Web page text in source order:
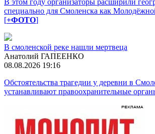
специально для Смоленска как
[+ФОТО]
В смоленской реке нашли мертвеца
Анатолий ГАПЕЕНКО
08.08.2026 19:16
Обстоятельства трагедии у деревни в
устанавливают правоохранительные